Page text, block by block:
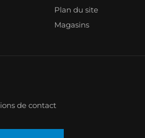
Plan du site
Magasins
de contact